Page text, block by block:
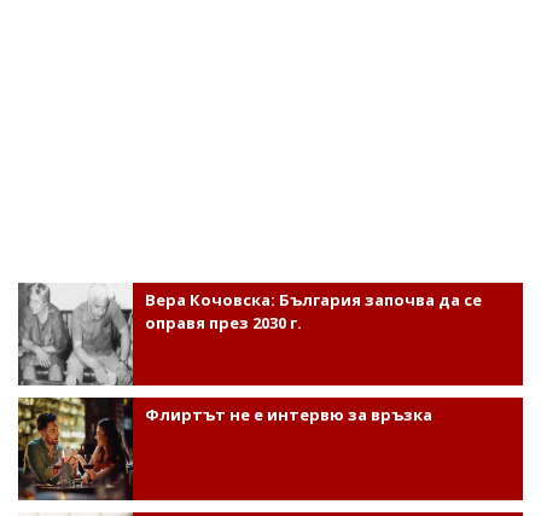
Вера Кочовска: България започва да се
оправя през 2030 г.
Флиртът не е интервю за връзка